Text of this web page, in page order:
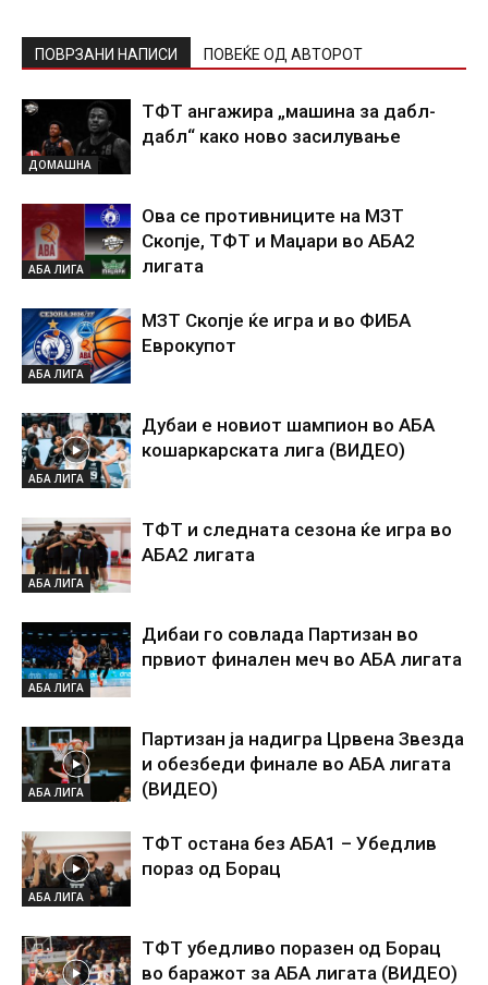
ПОВРЗАНИ НАПИСИ ПОВЕЌЕ ОД АВТОРОТ
ДОМАШНА
ТФТ ангажира „машина за дабл-
дабл“ како ново засилување
АБА ЛИГА
Ова се противниците на МЗТ
Скопје, ТФТ и Маџари во АБА2
лигата
АБА ЛИГА
МЗТ Скопје ќе игра и во ФИБА
Еврокупот
АБА ЛИГА
Дубаи е новиот шампион во АБА
кошаркарската лига (ВИДЕО)
АБА ЛИГА
ТФТ и следната сезона ќе игра во
АБА2 лигата
АБА ЛИГА
Дибаи го совлада Партизан во
првиот финален меч во АБА лигата
АБА ЛИГА
Партизан ја надигра Црвена Звезда
и обезбеди финале во АБА лигата
(ВИДЕО)
АБА ЛИГА
ТФТ остана без АБА1 – Убедлив
пораз од Борац
ТФТ убедливо поразен од Борац
во баражот за АБА лигата (ВИДЕО)